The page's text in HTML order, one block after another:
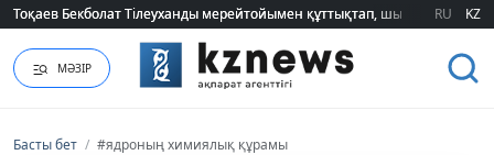
Тоқаев Бекболат Тілеуханды мерейтойымен құттықтап, шығармашылық
Тоқаев Бекболат Тілеуханды мерейтойымен құттықтап, шығармашылық
RU KZ
МӘЗІР
Басты бет / #ядроның химиялық құрамы